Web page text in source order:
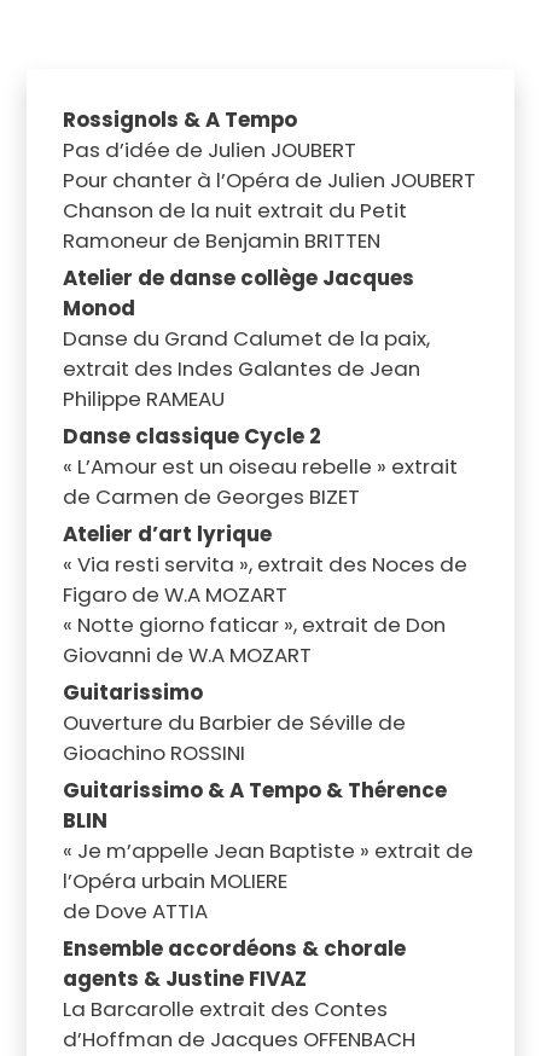
Rossignols & A Tempo
Pas d’idée de Julien JOUBERT
Pour chanter à l’Opéra de Julien JOUBERT
Chanson de la nuit extrait du Petit
Ramoneur de Benjamin BRITTEN
Atelier de danse collège Jacques
Monod
Danse du Grand Calumet de la paix,
extrait des Indes Galantes de Jean
Philippe RAMEAU
Danse classique Cycle 2
« L’Amour est un oiseau rebelle » extrait
de Carmen de Georges BIZET
Atelier d’art lyrique
« Via resti servita », extrait des Noces de
Figaro de W.A MOZART
« Notte giorno faticar », extrait de Don
Giovanni de W.A MOZART
Guitarissimo
Ouverture du Barbier de Séville de
Gioachino ROSSINI
Guitarissimo & A Tempo & Thérence
BLIN
« Je m’appelle Jean Baptiste » extrait de
l’Opéra urbain MOLIERE
de Dove ATTIA
Ensemble accordéons & chorale
agents & Justine FIVAZ
La Barcarolle extrait des Contes
d’Hoffman de Jacques OFFENBACH